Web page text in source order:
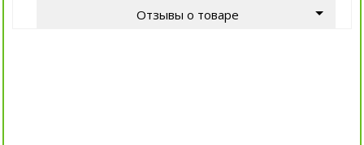
Отзывы о товаре